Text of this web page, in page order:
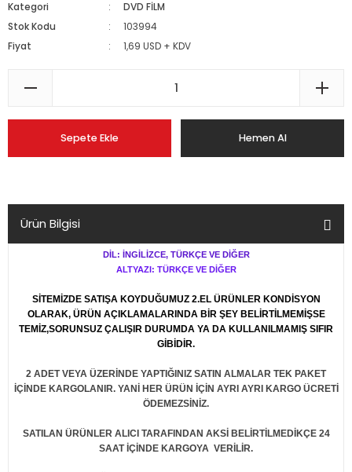
Kategori
DVD FİLM
Stok Kodu
103994
Fiyat
1,69 USD + KDV
Sepete Ekle Hemen Al
Ürün Bilgisi
DİL: İNGİLİZCE, TÜRKÇE VE DİĞER
ALTYAZI: TÜRKÇE VE DİĞER
SİTEMİZDE SATIŞA KOYDUĞUMUZ 2.EL ÜRÜNLER KONDİSYON
OLARAK, ÜRÜN AÇIKLAMALARINDA BİR ŞEY BELİRTİLMEMİŞSE
TEMİZ,SORUNSUZ ÇALIŞIR DURUMDA YA DA KULLANILMAMIŞ SIFIR
GİBİDİR.
2 ADET VEYA ÜZERİNDE YAPTIĞINIZ SATIN ALMALAR TEK PAKET
İÇİNDE KARGOLANIR. YANİ HER ÜRÜN İÇİN AYRI AYRI KARGO ÜCRETİ
ÖDEMEZSİNİZ.
SATILAN ÜRÜNLER ALICI TARAFINDAN AKSİ BELİRTİLMEDİKÇE 24
SAAT İÇİNDE KARGOYA VERİLİR.